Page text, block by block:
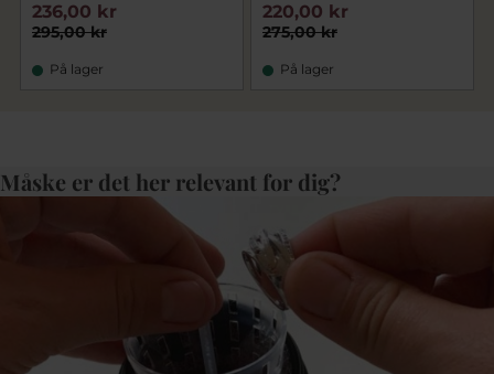
295,00 kr
236,00 kr
På lager
275,00 kr
220,00 kr
På lager
Måske er det her relevant for dig?